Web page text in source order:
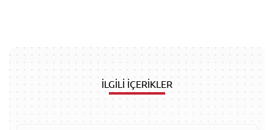
İLGİLİ İÇERİKLER